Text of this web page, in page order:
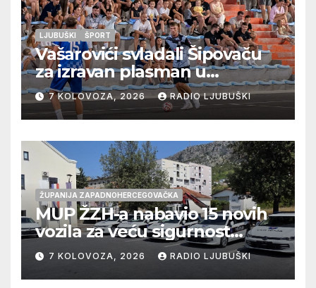
LJUBUŠKI ŠPORT
Vašarovići svladali Šipovaču
za izravan plasman u
četvrtfinale, Grab izborio
prolazak dalje, Klobuk ispao,
večeras počinje četvrtfinale
juniora
7 KOLOVOZA, 2026 RADIO LJUBUŠKI
ŽUPANIJA ZAPADNOHERCEGOVAČKA
MUP ŽZH-a nabavio 15 novih
vozila za veću sigurnost
građana i učinkovitiji rad
policije
7 KOLOVOZA, 2026 RADIO LJUBUŠKI